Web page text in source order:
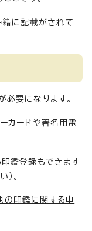
籍に記載がされて
要になります。
カードや署名用電
鑑登録もできます
。
の印鑑に関する申